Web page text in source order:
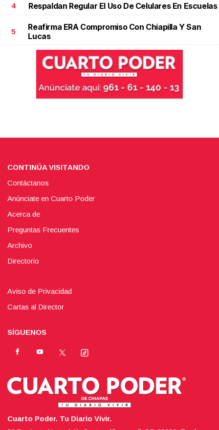
4 Respaldan Regular El Uso De Celulares En Escuelas
5
Reafirma ERA Compromiso Con Chiapilla Y San
Lucas
CONTINÚA VISITANDO
Contáctanos
Anúnciate en Cuarto Poder
Acerca de
Preguntas Frecuentes
Archivo
Directorio
Aviso de Privacidad
Cartas al Director
SÍGUENOS
Cuarto Poder. Tu Diario Vivir.